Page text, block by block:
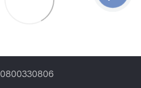
0800330806